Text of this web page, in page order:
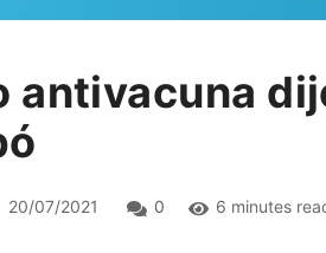
antivacuna
20/07/2021 0 6 minutes